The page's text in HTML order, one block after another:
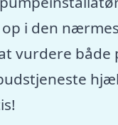
i den
vurdere både